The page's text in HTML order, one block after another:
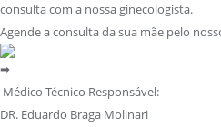
consulta com a nossa ginecologista.
Agende a consulta da sua mãe pelo
Médico Técnico Responsável:
DR. Eduardo Braga Molinari